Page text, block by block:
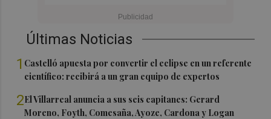
Últimas Noticias
1 Castelló apuesta por convertir el eclipse en un referente
científico: recibirá a un gran equipo de expertos
2El Villarreal anuncia a sus seis capitanes: Gerard
Moreno, Foyth, Comesaña, Ayoze, Cardona y Logan